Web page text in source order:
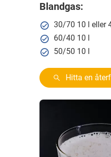
Blandgas:
30/70 10 l eller
60/40 10 l
50/50 10 l
Hitta en